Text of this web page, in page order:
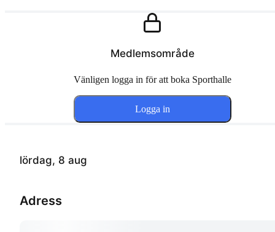
lördag, 8 aug
Adress
Medlemsområde
Vänligen logga in för att boka Sporthalle
Logga in